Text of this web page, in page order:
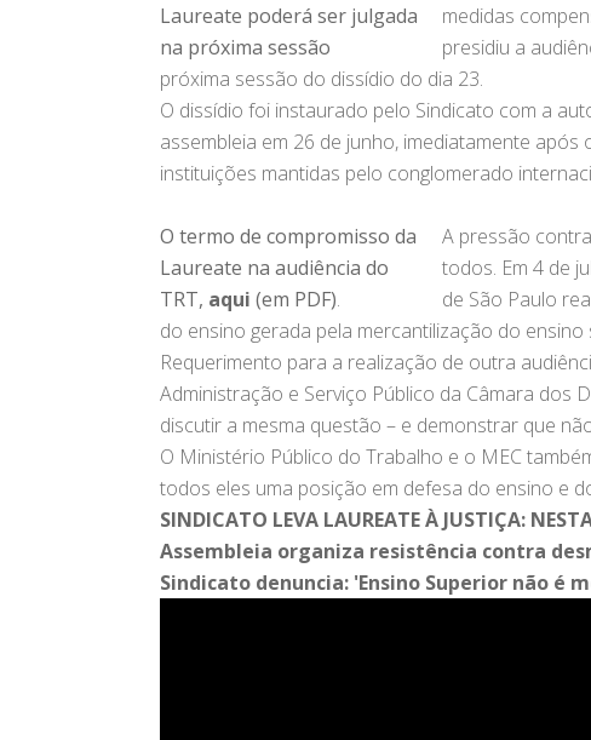
Laureate poderá ser julgada
na próxima sessão
medidas
presidiu a
próxima sessão do dissídio do dia 23.
O dissídio foi instaurado pelo Sindicato com a
assembleia em 26 de junho, imediatamente
instituições mantidas pelo conglomerado
O termo de compromisso da
Laureate na audiência do
TRT, aqui (em PDF).
A pressão
todos. Em 4 de
de São Paulo
do ensino gerada pela mercantilização do
Requerimento para a realização de outra
Administração e Serviço Público da Câmara dos
discutir a mesma questão – e demonstrar que
O Ministério Público do Trabalho e o MEC
todos eles uma posição em defesa do ensino e
SINDICATO LEVA LAUREATE À JUSTIÇA:
Assembleia organiza resistência contra
Sindicato denuncia: 'Ensino Superior não é